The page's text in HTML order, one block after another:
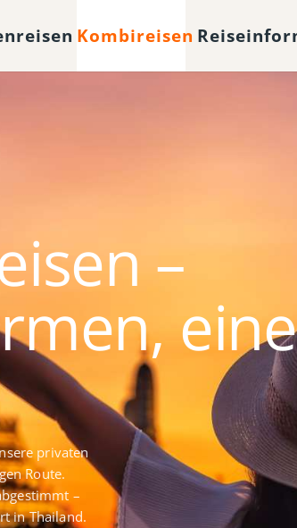
Kombireisen
–
eine
privaten
Route.
–
in Thailand.